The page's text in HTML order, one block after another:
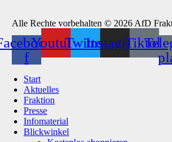
Alle Rechte vorbehalten © 2026 AfD
f
YoutubeTwitterInstagramTiktok
Start
Aktuelles
Fraktion
Presse
Infomaterial
Blickwinkel